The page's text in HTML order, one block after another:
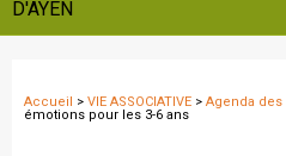
Accueil > VIE ASSOCIATIVE > Agenda
émotions pour les 3-6 ans